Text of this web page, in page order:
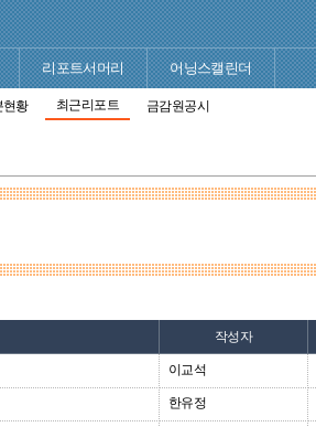
리포트서머리 어닝스캘린더
현황 최근리포트 금감원공시
작성자
이교석
한유정